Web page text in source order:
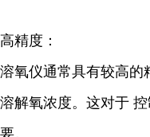
高精度：
溶氧仪通常具有较高的
溶解氧浓度。这对于
要。